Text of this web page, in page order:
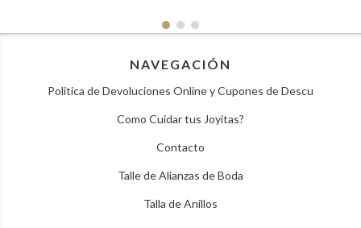
NAVEGACIÓN
Politica de Devoluciones Online y Cupones de Descu
Como Cuidar tus Joyitas?
Contacto
Talle de Alianzas de Boda
Talla de Anillos